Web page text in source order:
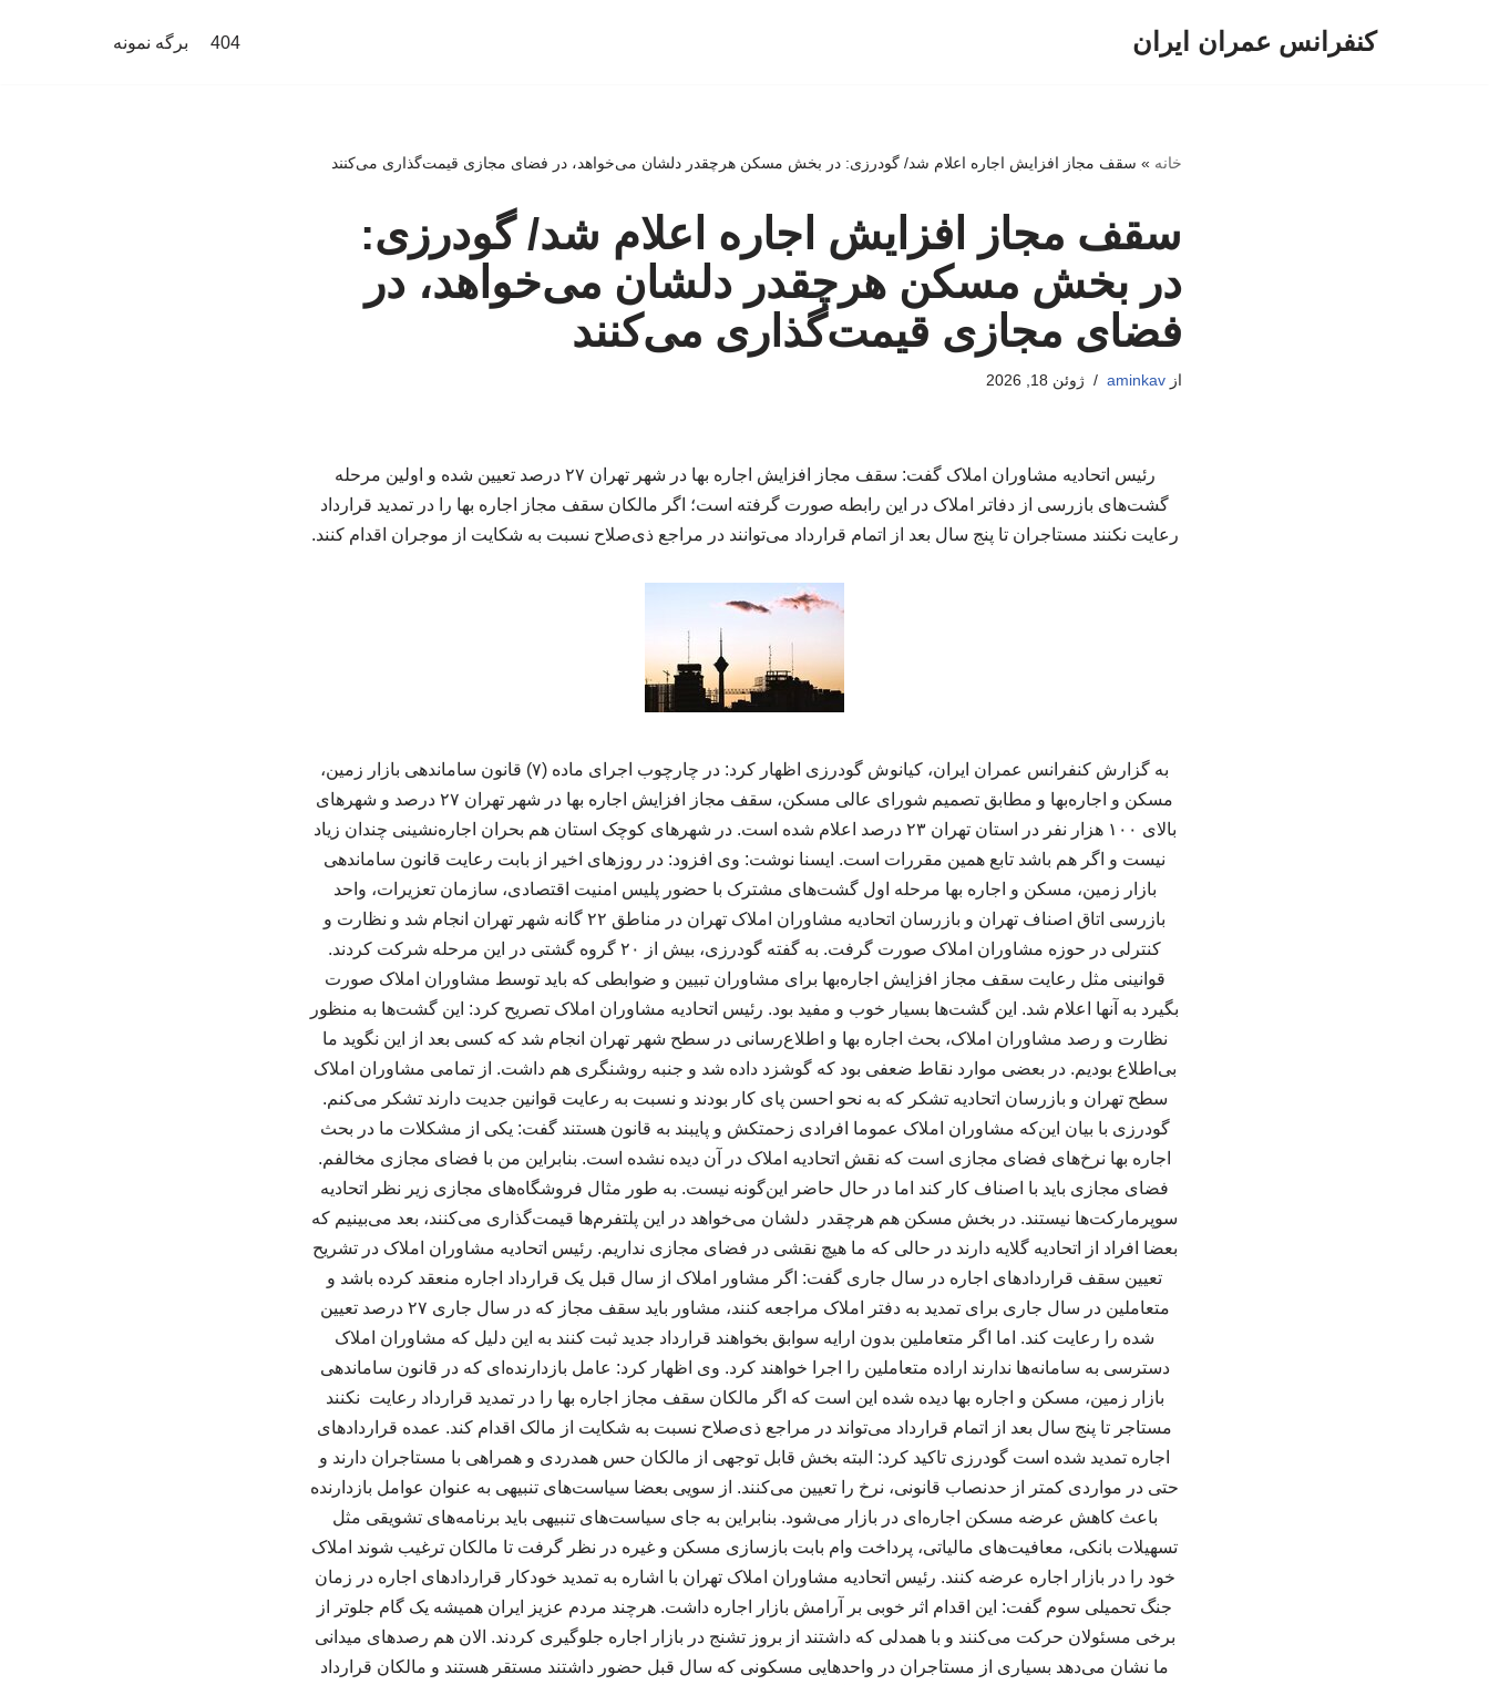
کنفرانس عمران ایران 404 برگه نمونه
خانه » سقف مجاز افزایش اجاره اعلام شد/ گودرزی: در بخش مسکن هرچقدر دلشان می‌خواهد، در فضای مجازی قیمت‌گذاری می‌کنند
سقف مجاز افزایش اجاره اعلام شد/ گودرزی:
در بخش مسکن هرچقدر دلشان می‌خواهد، در
فضای مجازی قیمت‌گذاری می‌کنند
ازaminkav ژوئن 18, 2026
رئیس اتحادیه مشاوران املاک گفت: سقف مجاز افزایش اجاره بها در شهر تهران ۲۷ درصد تعیین شده و اولین مرحله
گشت‌های بازرسی از دفاتر املاک در این رابطه صورت گرفته است؛ اگر مالکان سقف مجاز اجاره بها را در تمدید قرارداد
رعایت نکنند مستاجران تا پنج سال بعد از اتمام قرارداد می‌توانند در مراجع ذی‌صلاح نسبت به شکایت از موجران اقدام کنند.
به گزارش کنفرانس عمران ایران، کیانوش گودرزی اظهار کرد: در چارچوب اجرای ماده (۷) قانون ساماندهی بازار زمین،
مسکن و اجاره‌بها و مطابق تصمیم شورای عالی مسکن، سقف مجاز افزایش اجاره بها در شهر تهران ۲۷ درصد و شهرهای
بالای ۱۰۰ هزار نفر در استان تهران ۲۳ درصد اعلام شده است. در شهرهای کوچک استان هم بحران اجاره‌نشینی چندان زیاد
نیست و اگر هم باشد تابع همین مقررات است. ایسنا نوشت: وی افزود: در روزهای اخیر از بابت رعایت قانون ساماندهی
بازار زمین، مسکن و اجاره بها مرحله اول گشت‌های مشترک با حضور پلیس امنیت اقتصادی، سازمان تعزیرات، واحد
بازرسی اتاق اصناف تهران و بازرسان اتحادیه مشاوران املاک تهران در مناطق ۲۲ گانه شهر تهران انجام شد و نظارت و
کنترلی در حوزه مشاوران املاک صورت گرفت. به گفته گودرزی، بیش از ۲۰ گروه گشتی در این مرحله شرکت کردند.
قوانینی مثل رعایت سقف مجاز افزایش اجاره‌بها برای مشاوران تبیین و ضوابطی که باید توسط مشاوران املاک صورت
بگیرد به آنها اعلام شد. این گشت‌ها بسیار خوب و مفید بود. رئیس اتحادیه مشاوران املاک تصریح کرد: این گشت‌ها به منظور
نظارت و رصد مشاوران املاک، بحث اجاره بها و اطلاع‌رسانی در سطح شهر تهران انجام شد که کسی بعد از این نگوید ما
بی‌اطلاع بودیم. در بعضی موارد نقاط ضعفی بود که گوشزد داده شد و جنبه روشنگری هم داشت. از تمامی مشاوران املاک
سطح تهران و بازرسان اتحادیه تشکر که به نحو احسن پای کار بودند و نسبت به رعایت قوانین جدیت دارند تشکر می‌کنم.
گودرزی با بیان این‌که مشاوران املاک عموما افرادی زحمتکش و پایبند به قانون هستند گفت: یکی از مشکلات ما در بحث
اجاره بها نرخ‌های فضای مجازی است که نقش اتحادیه املاک در آن دیده نشده است. بنابراین من با فضای مجازی مخالفم.
فضای مجازی باید با اصناف کار کند اما در حال حاضر این‌گونه نیست. به طور مثال فروشگاه‌های مجازی زیر نظر اتحادیه
سوپرمارکت‌ها نیستند. در بخش مسکن هم هرچقدر دلشان می‌خواهد در این پلتفرم‌ها قیمت‌گذاری می‌کنند، بعد می‌بینیم که
بعضا افراد از اتحادیه گلایه دارند در حالی که ما هیچ نقشی در فضای مجازی نداریم. رئیس اتحادیه مشاوران املاک در تشریح
تعیین سقف قراردادهای اجاره در سال جاری گفت: اگر مشاور املاک از سال قبل یک قرارداد اجاره منعقد کرده باشد و
متعاملین در سال جاری برای تمدید به دفتر املاک مراجعه کنند، مشاور باید سقف مجاز که در سال جاری ۲۷ درصد تعیین
شده را رعایت کند. اما اگر متعاملین بدون ارایه سوابق بخواهند قرارداد جدید ثبت کنند به این دلیل که مشاوران املاک
دسترسی به سامانه‌ها ندارند اراده متعاملین را اجرا خواهند کرد. وی اظهار کرد: عامل بازدارنده‌ای که در قانون ساماندهی
بازار زمین، مسکن و اجاره بها دیده شده این است که اگر مالکان سقف مجاز اجاره بها را در تمدید قرارداد رعایت نکنند
مستاجر تا پنج سال بعد از اتمام قرارداد می‌تواند در مراجع ذی‌صلاح نسبت به شکایت از مالک اقدام کند. عمده قراردادهای
اجاره تمدید شده است گودرزی تاکید کرد: البته بخش قابل توجهی از مالکان حس همدردی و همراهی با مستاجران دارند و
حتی در مواردی کمتر از حدنصاب قانونی، نرخ را تعیین می‌کنند. از سویی بعضا سیاست‌های تنبیهی به عنوان عوامل بازدارنده
باعث کاهش عرضه مسکن اجاره‌ای در بازار می‌شود. بنابراین به جای سیاست‌های تنبیهی باید برنامه‌های تشویقی مثل
تسهیلات بانکی، معافیت‌های مالیاتی، پرداخت وام بابت بازسازی مسکن و غیره در نظر گرفت تا مالکان ترغیب شوند املاک
خود را در بازار اجاره عرضه کنند. رئیس اتحادیه مشاوران املاک تهران با اشاره به تمدید خودکار قراردادهای اجاره در زمان
جنگ تحمیلی سوم گفت: این اقدام اثر خوبی بر آرامش بازار اجاره داشت. هرچند مردم عزیز ایران همیشه یک گام جلوتر از
برخی مسئولان حرکت می‌کنند و با همدلی که داشتند از بروز تشنج در بازار اجاره جلوگیری کردند. الان هم رصدهای میدانی
ما نشان می‌دهد بسیاری از مستاجران در واحدهایی مسکونی که سال قبل حضور داشتند مستقر هستند و مالکان قرارداد